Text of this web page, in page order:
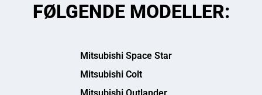
FØLGENDE MODELLER:
Mitsubishi Space Star
Mitsubishi Colt